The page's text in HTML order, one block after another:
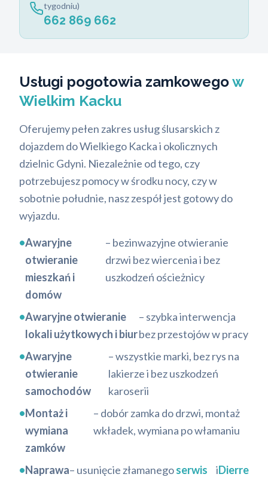
tygodniu)
662 869 662
Usługi pogotowia zamkowegow
Wielkim Kacku
Oferujemy pełen zakres usług ślusarskich z
dojazdem do Wielkiego Kacka i okolicznych
dzielnic Gdyni. Niezależnie od tego, czy
potrzebujesz pomocy w środku nocy, czy w
sobotnie południe, nasz zespół jest gotowy do
wyjazdu.
•Awaryjne
otwieranie
mieszkań i
domów
– bezinwazyjne otwieranie
drzwi bez wiercenia i bez
uszkodzeń ościeżnicy
•Awaryjne otwieranie
lokali użytkowych i biur
– szybka interwencja
bez przestojów w pracy
•Awaryjne
otwieranie
samochodów
– wszystkie marki, bez rys na
lakierze i bez uszkodzeń
karoserii
•Montaż i
wymiana
zamków
– dobór zamka do drzwi, montaż
wkładek, wymiana po włamaniu
•Naprawa– usunięcie złamanegoserwis
iDierre